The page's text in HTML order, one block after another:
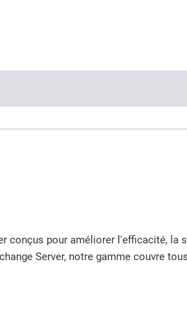
conçus pour améliorer l'efficacité, la
Server, notre gamme couvre